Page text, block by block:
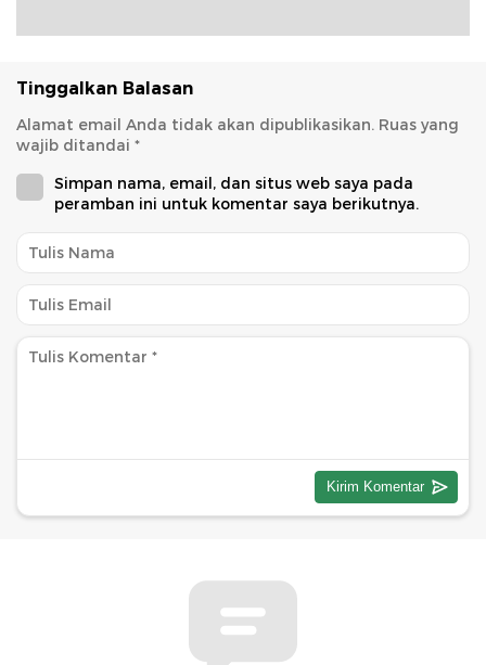
Tinggalkan Balasan
Alamat email Anda tidak akan dipublikasikan. Ruas yang
wajib ditandai *
Simpan nama, email, dan situs web saya pada
peramban ini untuk komentar saya berikutnya.